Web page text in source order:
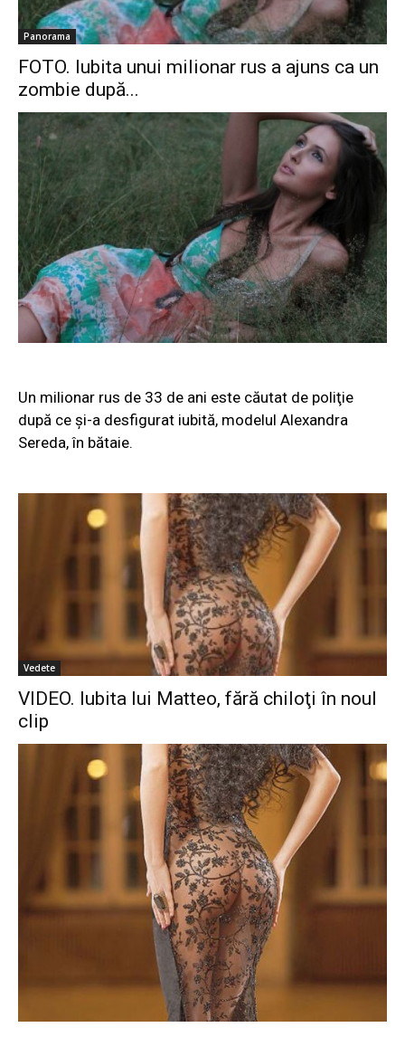
Panorama
FOTO. Iubita unui milionar rus a ajuns ca un
zombie după...
Un milionar rus de 33 de ani este căutat de poliţie
după ce şi-a desfigurat iubită, modelul Alexandra
Sereda, în bătaie.
Vedete
VIDEO. Iubita lui Matteo, fără chiloţi în noul
clip